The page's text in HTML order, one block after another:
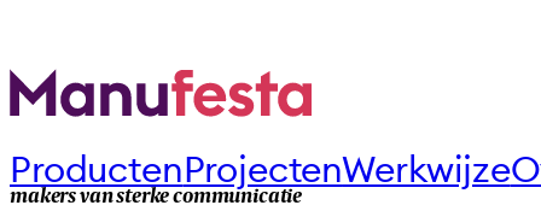
makers van sterke communicatie
ProductenProjectenWerkwijze